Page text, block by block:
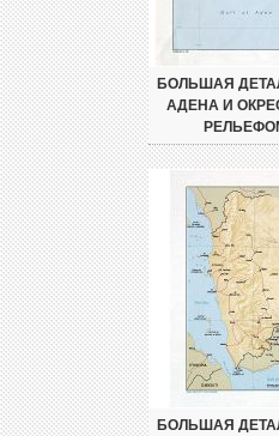
БОЛЬШАЯ
АДЕНА И
БОЛЬШАЯ